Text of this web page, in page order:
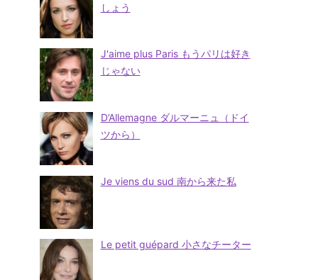
しょう
J'aime plus Paris もうパリは好き
じゃない
D’Allemagne ダルマーニュ（ドイ
ツから）
Je viens du sud 南から来た私
Le petit guépard 小さなチーター